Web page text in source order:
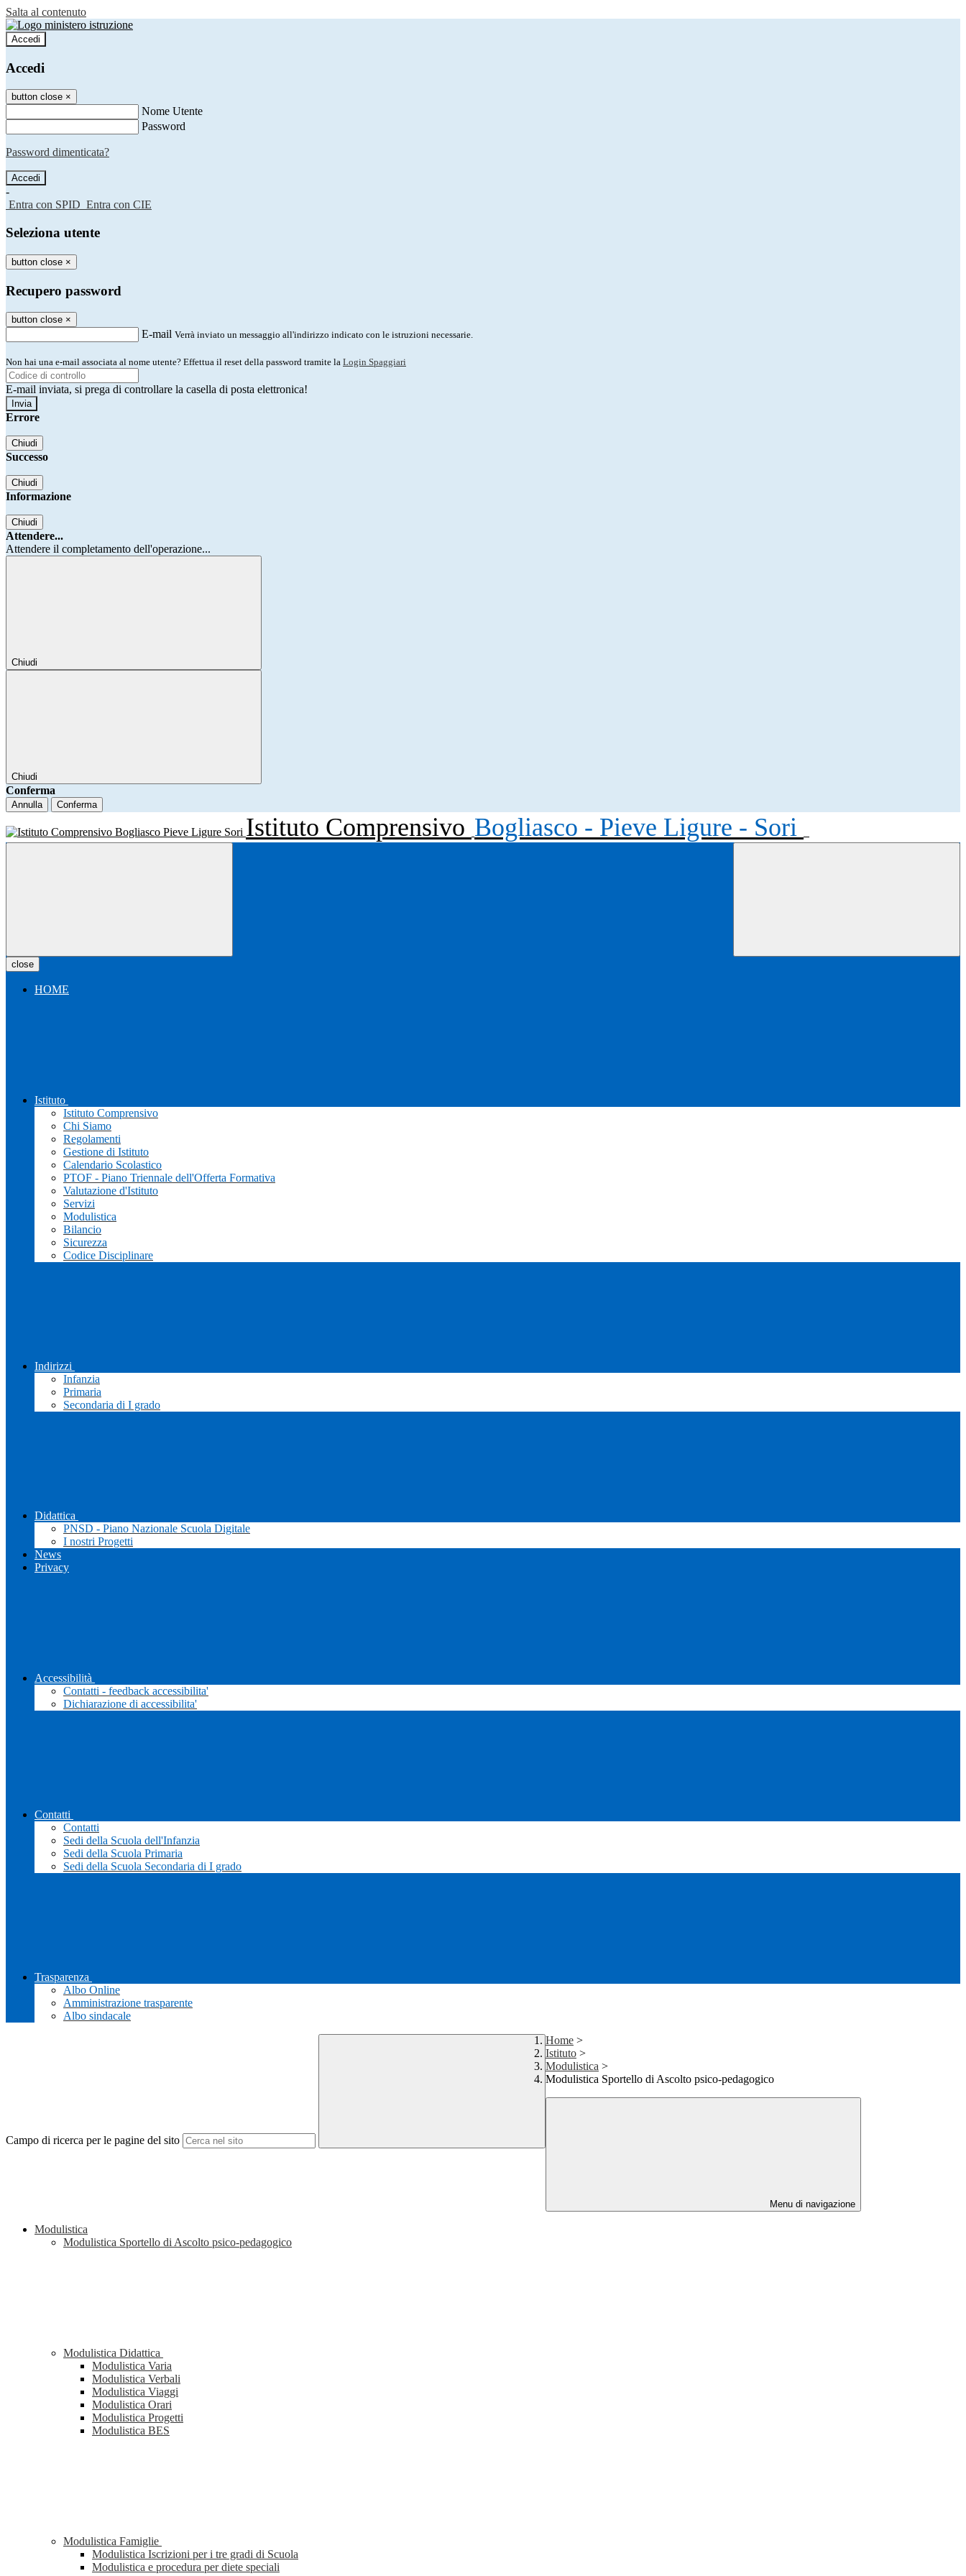
Salta al contenuto
Accedi
Accedi
button close ×
Nome Utente
Password
Password dimenticata?
-
Entra con SPID Entra con CIE
Seleziona utente
button close ×
Recupero password
button close ×
E-mail Verrà inviato un messaggio all'indirizzo indicato con le istruzioni necessarie.
Non hai una e-mail associata al nome utente? Effettua il reset della password tramite la Login Spaggiari
E-mail inviata, si prega di controllare la casella di posta elettronica!
Errore
Chiudi
Successo
Chiudi
Informazione
Chiudi
Attendere...
Attendere il completamento dell'operazione...
Chiudi
Chiudi
Conferma
Annulla Conferma
Istituto Comprensivo Bogliasco - Pieve Ligure - Sori
close
HOME
Istituto
Istituto Comprensivo
Chi Siamo
Regolamenti
Gestione di Istituto
Calendario Scolastico
PTOF - Piano Triennale dell'Offerta Formativa
Valutazione d'Istituto
Servizi
Modulistica
Bilancio
Sicurezza
Codice Disciplinare
Indirizzi
Infanzia
Primaria
Secondaria di I grado
Didattica
PNSD - Piano Nazionale Scuola Digitale
I nostri Progetti
News
Privacy
Accessibilità
Contatti - feedback accessibilita'
Dichiarazione di accessibilita'
Contatti
Contatti
Sedi della Scuola dell'Infanzia
Sedi della Scuola Primaria
Sedi della Scuola Secondaria di I grado
Trasparenza
Albo Online
Amministrazione trasparente
Albo sindacale
Campo di ricerca per le pagine del sito
Home >
Istituto >
Modulistica >
Modulistica Sportello di Ascolto psico-pedagogico
Menu di navigazione
Modulistica
Modulistica Sportello di Ascolto psico-pedagogico
Modulistica Didattica
Modulistica Varia
Modulistica Verbali
Modulistica Viaggi
Modulistica Orari
Modulistica Progetti
Modulistica BES
Modulistica Famiglie
Modulistica Iscrizioni per i tre gradi di Scuola
Modulistica e procedura per diete speciali